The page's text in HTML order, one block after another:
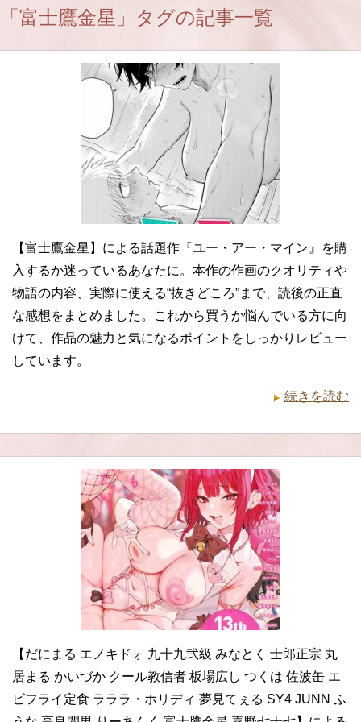
「富士鷹金星」タグの記事一覧
【富士鷹金星】による話題作『ユー・アー・マイン』を購
入するか迷っているあなたに。本作の作画のクオリティや
物語の内容、実際に使える“抜きどころ”まで、読後の正直
な感想をまとめました。これから買うか悩んでいる方に向
けて、作品の魅力と気になるポイントをしっかりレビュー
しています。
続きを読む
【だにまる エノキドォ 九十九弐級 みなとく 士郎正宗 丸
居まる かいづか クール教信者 板場広し つくは 佐波缶 エ
ビフライ定食 ラララ・ホリディ 夢見てぇる SY4 JUNN ふ